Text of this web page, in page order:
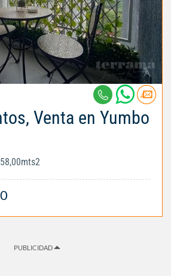
Venta en Yumbo
PUBLICIDAD